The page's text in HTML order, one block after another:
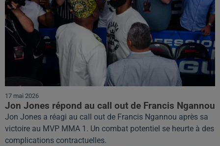
17 mai 2026
Jon Jones répond au call out de Francis Ngannou
Jon Jones a réagi au call out de Francis Ngannou après sa
victoire au MVP MMA 1. Un combat potentiel se heurte à des
complications contractuelles.